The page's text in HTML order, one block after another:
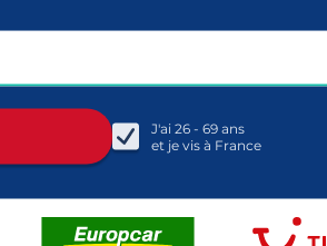
J'ai 26 - 69 ans
et je vis à France